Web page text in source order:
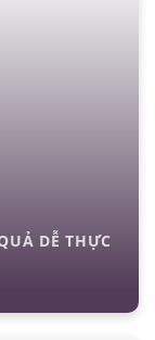
DỄ THỰC